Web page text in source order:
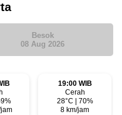
Besok
08 Aug 2026
19:00 WIB
Cerah
28°C | 70%
8 km/jam